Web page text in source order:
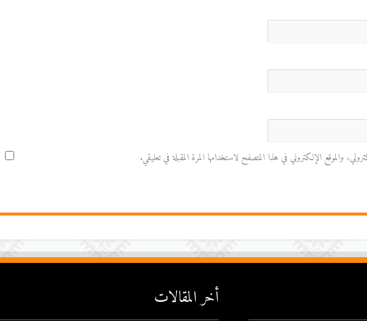
والموقع الإلكتروني في هذا المتصفح لاستخدامها المرة المقبلة في تعليقي.
أخر المقالات